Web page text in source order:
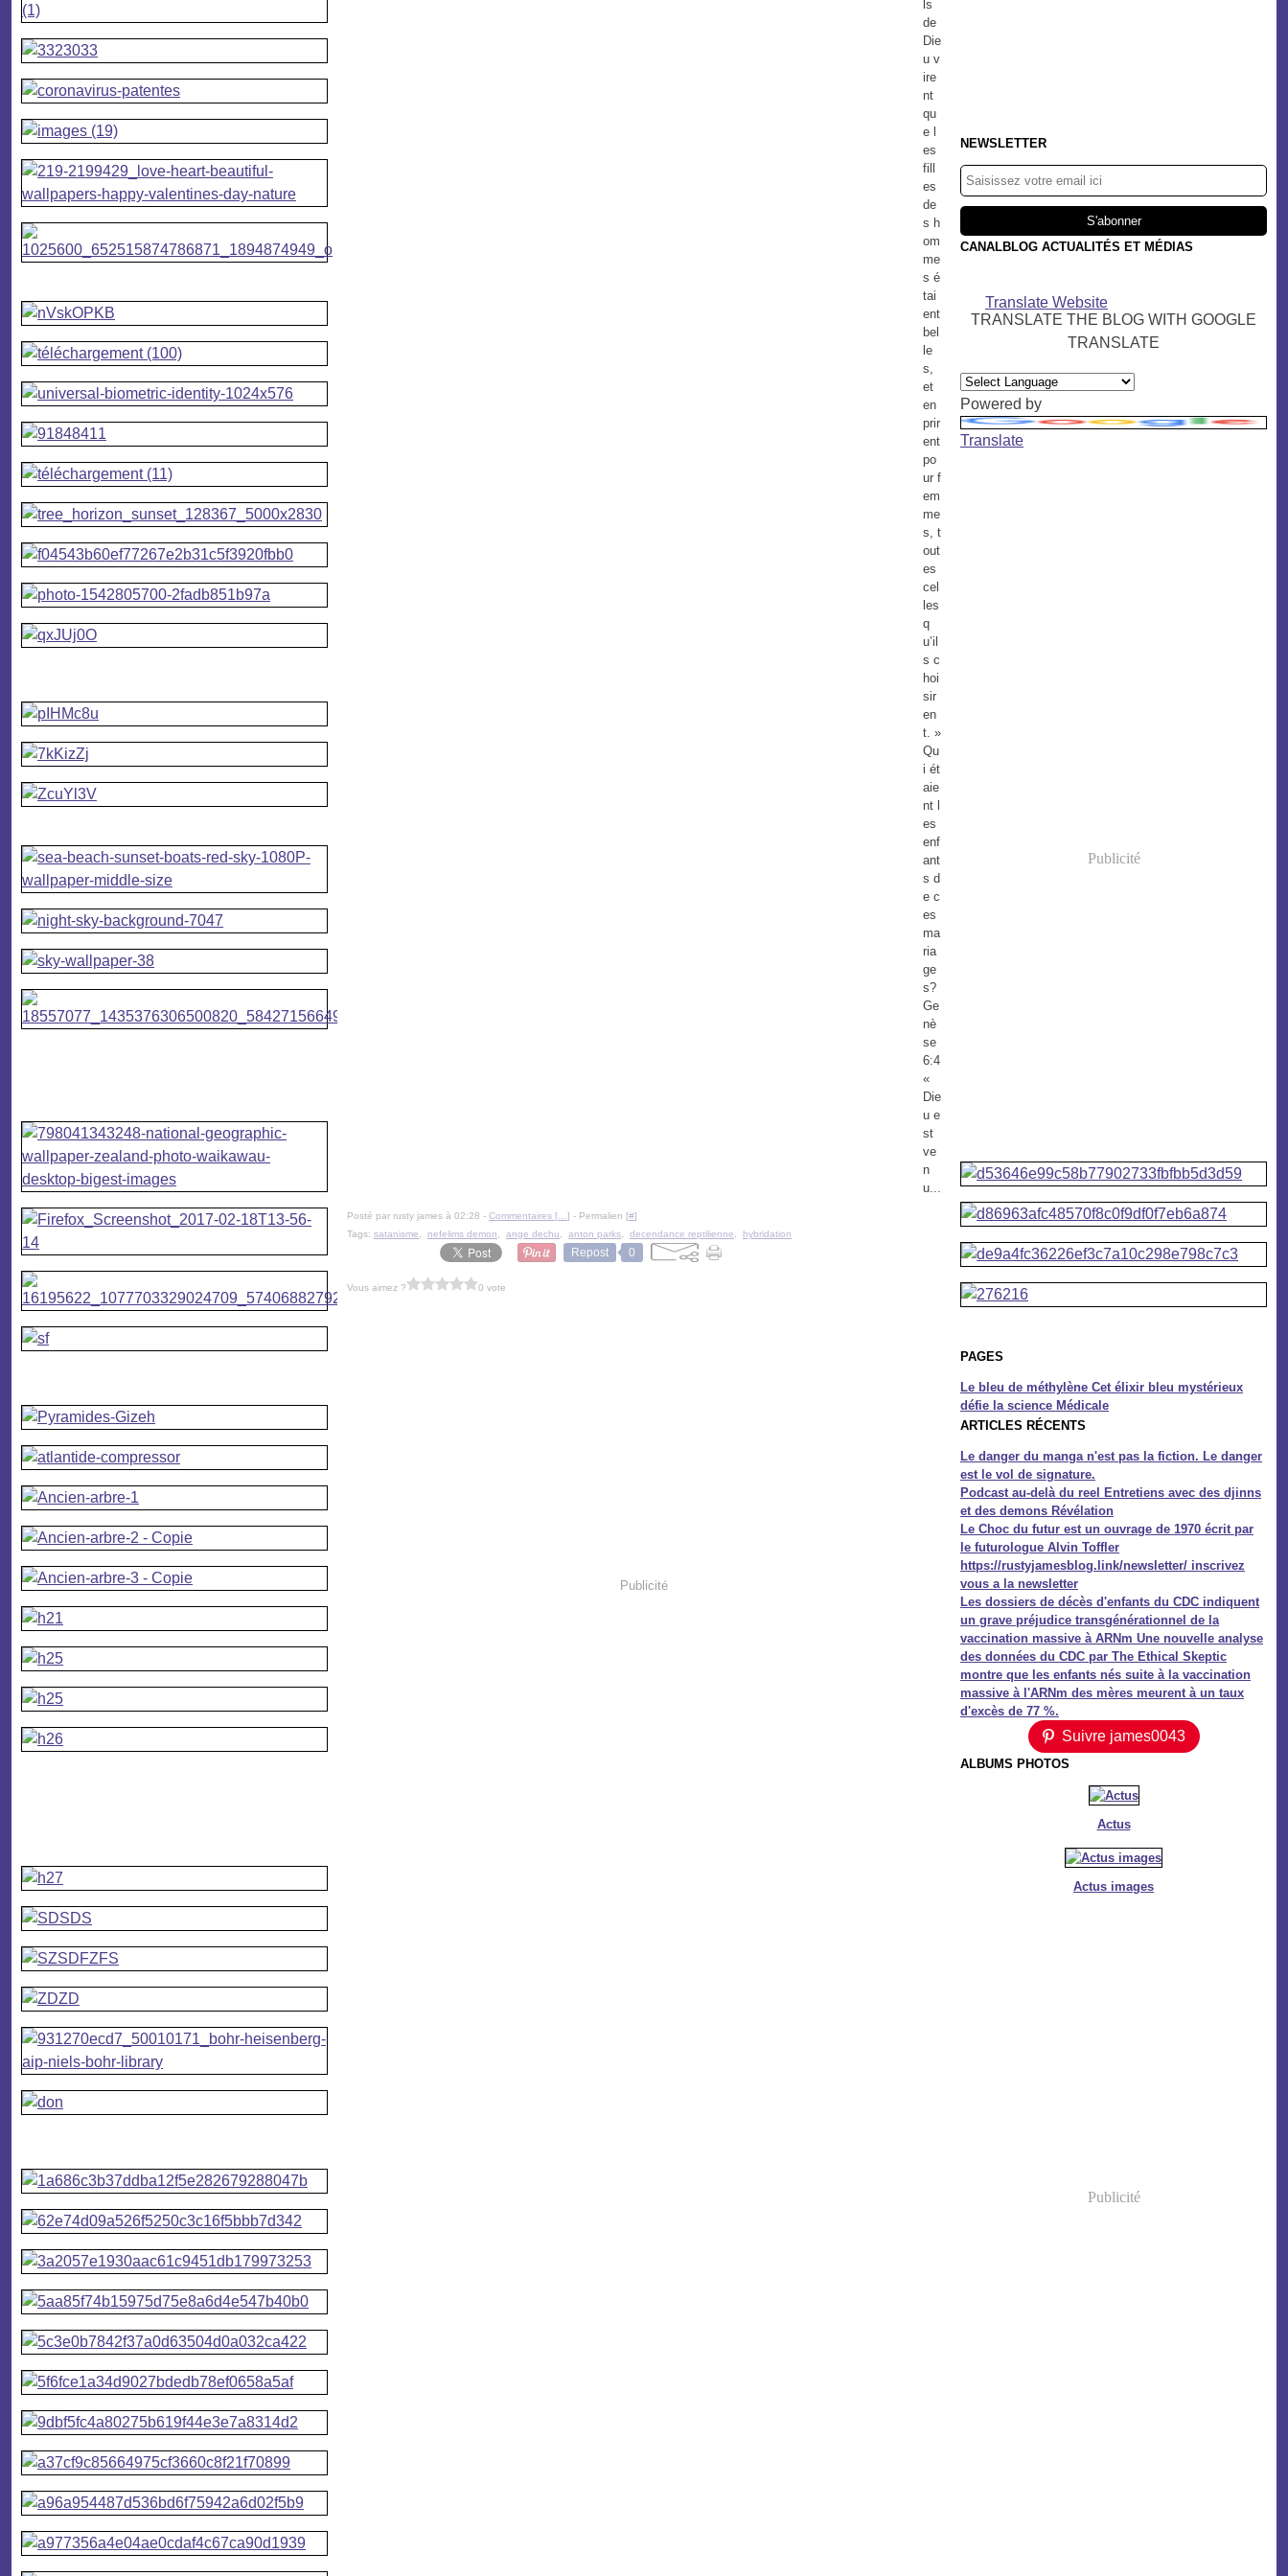
ls
de
Die
u v
ire
nt
qu
e l
es
fill
es
de
s h
om
me
s é
tai
ent
bel
le
s,
et
en
prir
ent
po
ur f
em
me
s, t
out
es
cel
les
q
u’il
s c
hoi
sir
en
t. »
Qu
i ét
aie
nt l
es
enf
ant
s d
e c
es
ma
ria
ge
s?
Ge
nè
se
6:4
«
Die
u e
st
ve
n
u...
Posté par rusty james à 02:28 - Commentaires [ ] - Permalien [#]
Tags: satanisme nefelims demon ange dechu anton parks decendance reptilienne hybridation
Repost 0
Vous aimez ? 0 vote
Publicité
NEWSLETTER
CANALBLOG ACTUALITÉS ET MÉDIAS
Translate Website
TRANSLATE THE BLOG WITH GOOGLE
TRANSLATE
Powered by
Translate
Publicité
PAGES
Le bleu de méthylène Cet élixir bleu mystérieux
défie la science Médicale
ARTICLES RÉCENTS
Le danger du manga n'est pas la fiction. Le danger
est le vol de signature.
Podcast au-delà du reel Entretiens avec des djinns
et des demons Révélation
Le Choc du futur est un ouvrage de 1970 écrit par
le futurologue Alvin Toffler
https://rustyjamesblog.link/newsletter/ inscrivez
vous a la newsletter
Les dossiers de décès d'enfants du CDC indiquent
un grave préjudice transgénérationnel de la
vaccination massive à ARNm Une nouvelle analyse
des données du CDC par The Ethical Skeptic
montre que les enfants nés suite à la vaccination
massive à l'ARNm des mères meurent à un taux
d'excès de 77 %.
Suivre james0043
ALBUMS PHOTOS
Actus
Actus images
Publicité